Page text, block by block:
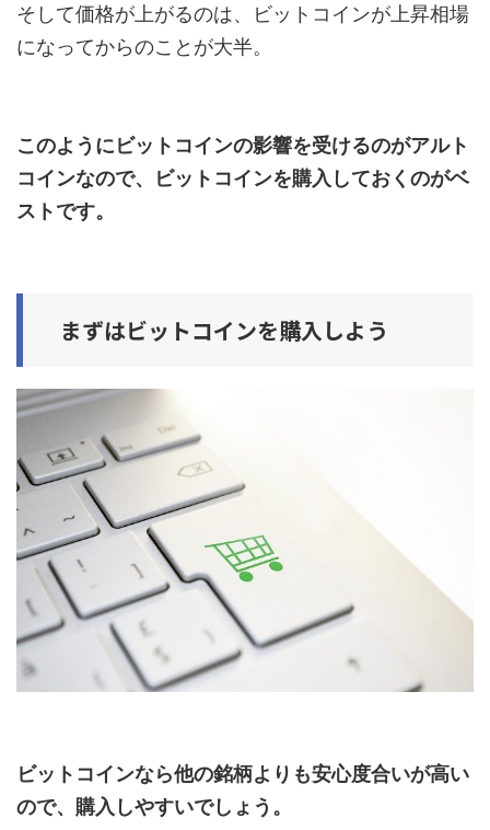
そして価格が上がるのは、ビットコインが上昇相場
になってからのことが大半。
このようにビットコインの影響を受けるのがアルト
コインなので、ビットコインを購入しておくのがベ
ストです。
まずはビットコインを購入しよう
ビットコインなら他の銘柄よりも安心度合いが高い
ので、購入しやすいでしょう。